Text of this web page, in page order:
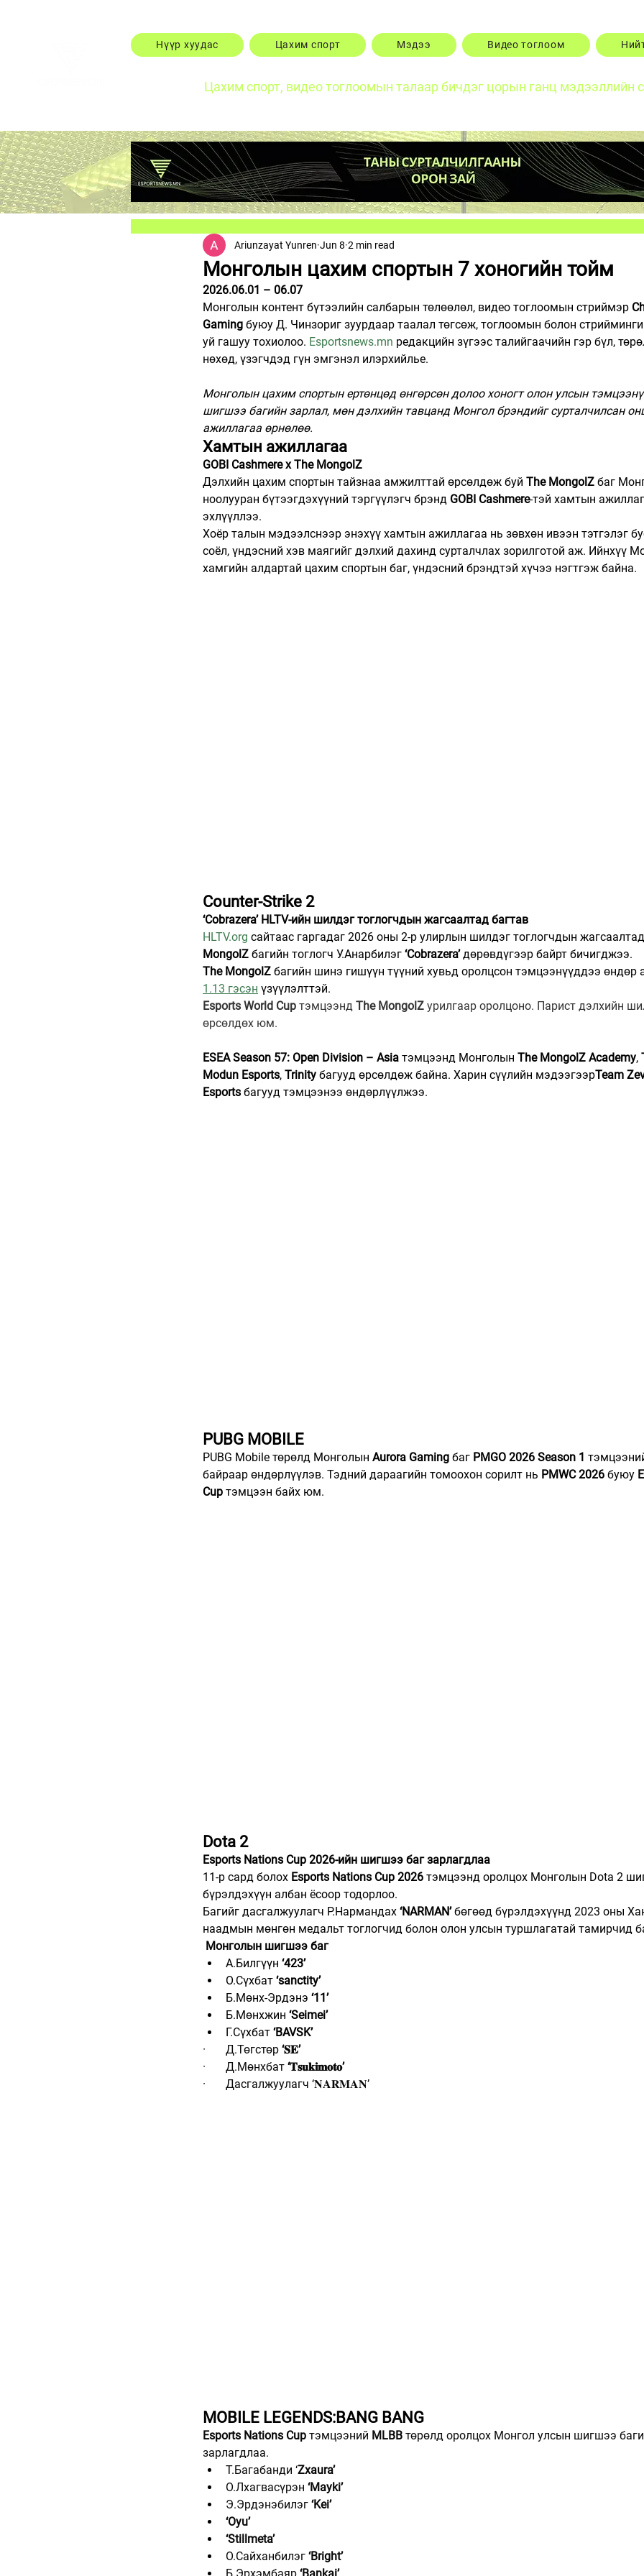
Нүүр хуудас Цахим спорт Мэдээ Видео тоглоом
Цахим спорт, видео тоглоомын талаар бичдэг цорын ганц мэдээллийн
Монголын цахим спортын 7 хоногийн тойм
Ariunzayat Yunren Jun 8 2 min read
2026.06.01 – 06.07
Монголын контент бүтээлийн салбарын төлөөлөл, видео тоглоомын стриймэр
Gaming буюу Д. Чинзориг зуурдаар таалал төгсөж, тоглоомын болон
уй гашуу тохиолоо. Esportsnews.mn редакцийн зүгээс талийгаачийн гэр бүл,
нөхөд, үзэгчдэд гүн эмгэнэл илэрхийлье.
Монголын цахим спортын ертөнцөд өнгөрсөн долоо хоногт олон улсын
шигшээ багийн зарлал, мөн дэлхийн тавцанд Монгол брэндийг сурталчилсан
ажиллагаа өрнөлөө.
Хамтын ажиллагаа
GOBI Cashmere x The MongolZ
Дэлхийн цахим спортын тайзнаа амжилттай өрсөлдөж буй The MongolZ баг
ноолууран бүтээгдэхүүний тэргүүлэгч брэнд GOBI Cashmere-тэй хамтын
эхлүүллээ.
Хоёр талын мэдээлснээр энэхүү хамтын ажиллагаа нь зөвхөн ивээн тэтгэлэг
соёл, үндэсний хэв маягийг дэлхий дахинд сурталчлах зорилготой аж. Ийнхүү
хамгийн алдартай цахим спортын баг, үндэсний брэндтэй хүчээ нэгтгэж байна.
Counter-Strike 2
‘Cobrazera’ HLTV-ийн шилдэг тоглогчдын жагсаалтад багтав
HLTV.org сайтаас гаргадаг 2026 оны 2-р улирлын шилдэг тоглогчдын
MongolZ багийн тоглогч У.Анарбилэг ‘Cobrazera’ дөрөвдүгээр байрт бичигджээ.
The MongolZ багийн шинэ гишүүн түүний хувьд оролцсон тэмцээнүүддээ
1.13 гэсэн үзүүлэлттэй.
Esports World Cup тэмцээнд The MongolZ урилгаар оролцоно. Парист дэлхийн
өрсөлдөх юм.
ESEA Season 57: Open Division – Asia тэмцээнд Монголын The MongolZ Academy,
Modun Esports, Trinity багууд өрсөлдөж байна. Харин сүүлийн мэдээгээрTeam
Esports багууд тэмцээнээ өндөрлүүлжээ.
PUBG MOBILE
PUBG Mobile төрөлд Монголын Aurora Gaming баг PMGO 2026 Season 1
байраар өндөрлүүлэв. Тэдний дараагийн томоохон сорилт нь PMWC 2026 буюу
Cup тэмцээн байх юм.
Dota 2
Esports Nations Cup 2026-ийн шигшээ баг зарлагдлаа
11-р сард болох Esports Nations Cup 2026 тэмцээнд оролцох Монголын Dota 2
бүрэлдэхүүн албан ёсоор тодорлоо.
Багийг дасгалжуулагч Р.Нармандах ‘NARMAN’ бөгөөд бүрэлдэхүүнд 2023 оны
наадмын мөнгөн медальт тоглогчид болон олон улсын туршлагатай тамирчид
Монголын шигшээ баг
А.Билгүүн ‘423’
О.Сүхбат ‘sanctity’
Б.Мөнх-Эрдэнэ ‘11’
Б.Мөнхжин ‘Seimei’
Г.Сүхбат ‘BAVSK’
·       Д.Төгстөр ‘𝐒𝐄’
·       Д.Мөнхбат ‘𝐓𝐬𝐮𝐤𝐢𝐦𝐨𝐭𝐨’
·       Дасгалжуулагч ‘𝐍𝐀𝐑𝐌𝐀𝐍’
MOBILE LEGENDS:BANG BANG
Esports Nations Cup тэмцээний MLBB төрөлд оролцох Монгол улсын шигшээ
зарлагдлаа.
Т.Багабанди ‘Zxaura’
О.Лхагвасүрэн ‘Mayki’
Э.Эрдэнэбилэг ‘Kei’
‘Oyu’
‘Stillmeta’
О.Сайханбилэг ‘Bright’
Б.Эрхэмбаяр ‘Bankai’